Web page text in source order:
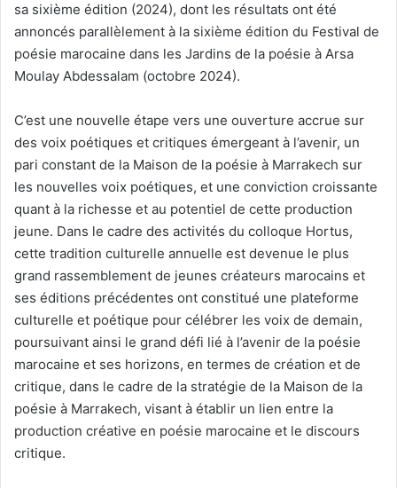
sa sixième édition (2024), dont les résultats ont été
annoncés parallèlement à la sixième édition du Festival de
poésie marocaine dans les Jardins de la poésie à Arsa
Moulay Abdessalam (octobre 2024).
C’est une nouvelle étape vers une ouverture accrue sur
des voix poétiques et critiques émergeant à l’avenir, un
pari constant de la Maison de la poésie à Marrakech sur
les nouvelles voix poétiques, et une conviction croissante
quant à la richesse et au potentiel de cette production
jeune. Dans le cadre des activités du colloque Hortus,
cette tradition culturelle annuelle est devenue le plus
grand rassemblement de jeunes créateurs marocains et
ses éditions précédentes ont constitué une plateforme
culturelle et poétique pour célébrer les voix de demain,
poursuivant ainsi le grand défi lié à l’avenir de la poésie
marocaine et ses horizons, en termes de création et de
critique, dans le cadre de la stratégie de la Maison de la
poésie à Marrakech, visant à établir un lien entre la
production créative en poésie marocaine et le discours
critique.